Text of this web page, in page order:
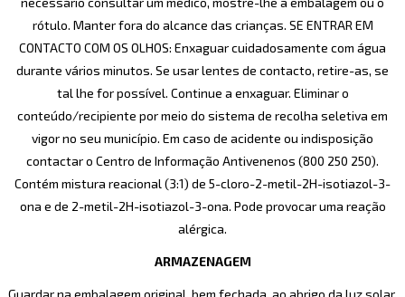
rótulo. Manter fora do alcance das crianças. SE ENTRAR EM
CONTACTO COM OS OLHOS: Enxaguar cuidadosamente com água
durante vários minutos. Se usar lentes de contacto, retire-as, se
tal lhe for possível. Continue a enxaguar. Eliminar o
conteúdo/recipiente por meio do sistema de recolha seletiva em
vigor no seu município. Em caso de acidente ou indisposição
contactar o Centro de Informação Antivenenos (800 250 250).
Contém mistura reacional (3:1) de 5-cloro-2-metil-2H-isotiazol-3-
ona e de 2-metil-2H-isotiazol-3-ona. Pode provocar uma reação
alérgica.
ARMAZENAGEM